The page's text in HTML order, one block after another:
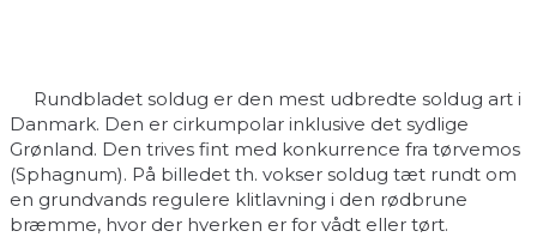
Rundbladet soldug er den mest udbredte soldug art i
Danmark. Den er cirkumpolar inklusive det sydlige
Grønland. Den trives fint med konkurrence fra tørvemos
(Sphagnum). På billedet th. vokser soldug tæt rundt om
en grundvands regulere klitlavning i den rødbrune
bræmme, hvor der hverken er for vådt eller tørt.